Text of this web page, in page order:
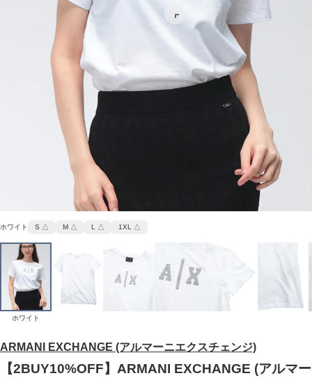
ARMANI EXCHANGE (アルマーニエクスチェンジ)
【2BUY10%OFF】ARMANI EXCHANGE (アルマー
ホワイト S △ M △ L △ 1XL △
ホワイト